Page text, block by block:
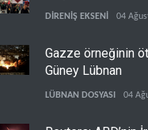
DİRENİŞ EKSENİ 04
Gazze örneğinin
Güney Lübnan
LÜBNAN DOSYASI 04